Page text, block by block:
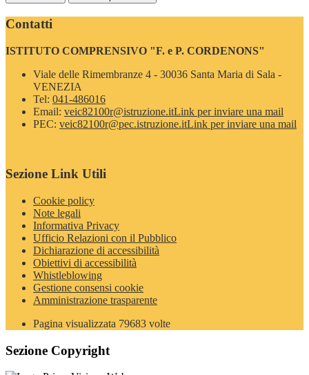
Contatti
ISTITUTO COMPRENSIVO "F. e P. CORDENONS"
Viale delle Rimembranze 4 - 30036 Santa Maria di Sala -
VENEZIA
Tel: 041-486016
Email: veic82100r@istruzione.itLink per inviare una mail
PEC: veic82100r@pec.istruzione.itLink per inviare una mail
Sezione Link Utili
Cookie policy
Note legali
Informativa Privacy
Ufficio Relazioni con il Pubblico
Dichiarazione di accessibilità
Obiettivi di accessibilità
Whistleblowing
Gestione consensi cookie
Amministrazione trasparente
Pagina visualizzata 79683 volte
Sezione Copyright